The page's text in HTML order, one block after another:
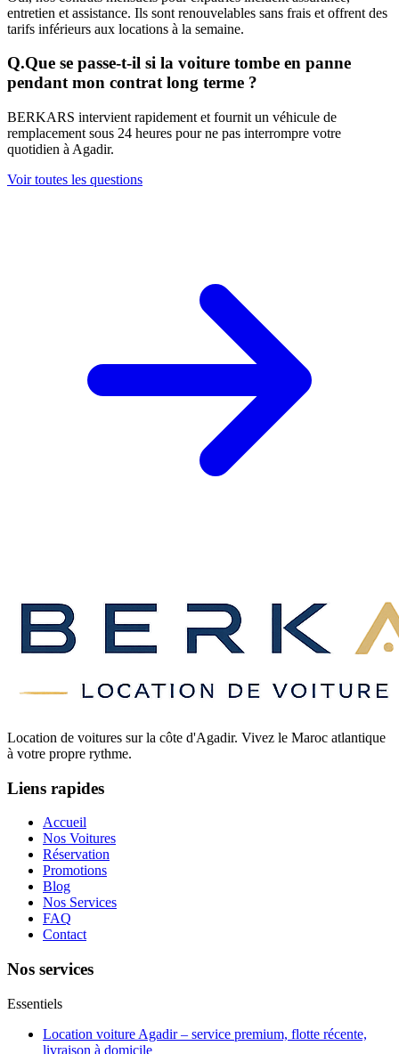
entretien et assistance. Ils sont renouvelables sans frais et offrent des
tarifs inférieurs aux locations à la semaine.
Q.Que se passe-t-il si la voiture tombe en panne
pendant mon contrat long terme ?
BERKARS intervient rapidement et fournit un véhicule de
remplacement sous 24 heures pour ne pas interrompre votre
quotidien à Agadir.
Voir toutes les questions
Location de voitures sur la côte d'Agadir. Vivez le Maroc atlantique
à votre propre rythme.
Liens rapides
Accueil
Nos Voitures
Réservation
Promotions
Blog
Nos Services
FAQ
Contact
Nos services
Essentiels
Location voiture Agadir – service premium, flotte récente,
livraison à domicile